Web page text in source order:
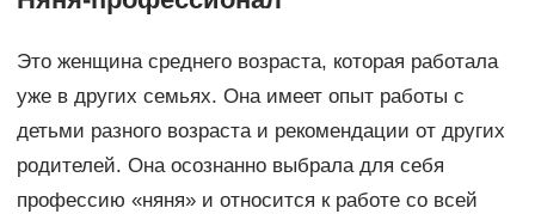
Это женщина среднего возраста, которая работала
уже в других семьях. Она имеет опыт работы с
детьми разного возраста и рекомендации от других
родителей. Она осознанно выбрала для себя
профессию «няня» и относится к работе со всей